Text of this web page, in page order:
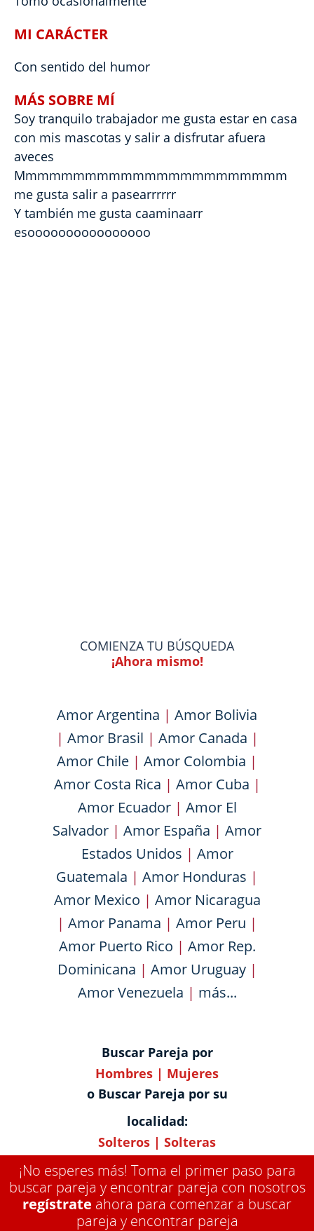
MI CARÁCTER
Con sentido del humor
MÁS SOBRE MÍ
Soy tranquilo trabajador me gusta estar en casa
con mis mascotas y salir a disfrutar afuera
aveces
Mmmmmmmmmmmmmmmmmmmmmmm
me gusta salir a pasearrrrrr
Y también me gusta caaminaarr
esoooooooooooooooo
COMIENZA TU BÚSQUEDA
¡Ahora mismo!
Amor Argentina | Amor Bolivia
| Amor Brasil | Amor Canada |
Amor Chile | Amor Colombia |
Amor Costa Rica | Amor Cuba |
Amor Ecuador| Amor El
Salvador | Amor España | Amor
Estados Unidos | Amor
Guatemala | Amor Honduras |
Amor Mexico | Amor Nicaragua
| Amor Panama | Amor Peru |
Amor Puerto Rico | Amor Rep.
Dominicana | Amor Uruguay|
Amor Venezuela | más...
Buscar Pareja por
Hombres | Mujeres
o Buscar Pareja por su
localidad:
Solteros | Solteras
¡No esperes más! Toma el primer paso para
buscar pareja y encontrar pareja con nosotros
regístrate ahora para comenzar a buscar
pareja y encontrar pareja